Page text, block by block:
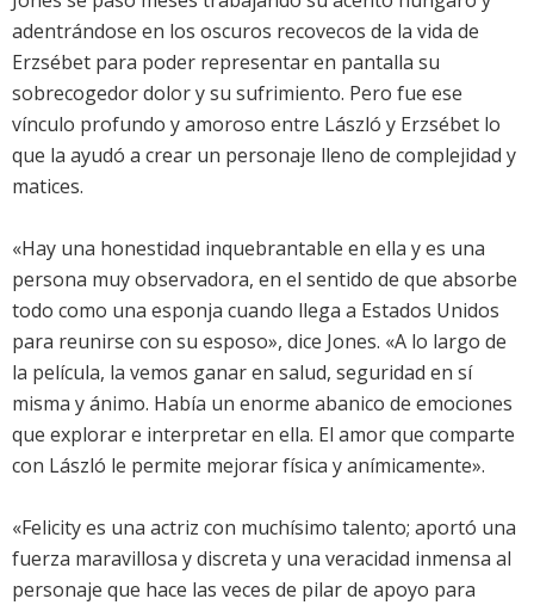
adentrándose en los oscuros recovecos de la vida de
Erzsébet para poder representar en pantalla su
sobrecogedor dolor y su sufrimiento. Pero fue ese
vínculo profundo y amoroso entre László y Erzsébet lo
que la ayudó a crear un personaje lleno de complejidad y
matices.
«Hay una honestidad inquebrantable en ella y es una
persona muy observadora, en el sentido de que absorbe
todo como una esponja cuando llega a Estados Unidos
para reunirse con su esposo», dice Jones. «A lo largo de
la película, la vemos ganar en salud, seguridad en sí
misma y ánimo. Había un enorme abanico de emociones
que explorar e interpretar en ella. El amor que comparte
con László le permite mejorar física y anímicamente».
«Felicity es una actriz con muchísimo talento; aportó una
fuerza maravillosa y discreta y una veracidad inmensa al
personaje que hace las veces de pilar de apoyo para